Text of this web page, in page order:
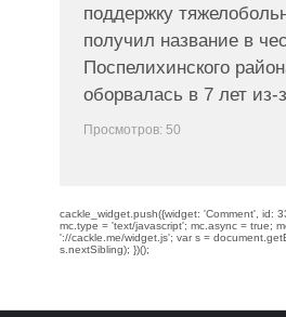
поддержку
получил название в
Поспелихинского
оборвалась в 7 лет
Просмотров: 50
cackle_widget.push({widget: 'Comment', id:
mc.type = 'text/javascript'; mc.async = true;
'://cackle.me/widget.js'; var s =
s.nextSibling); })();